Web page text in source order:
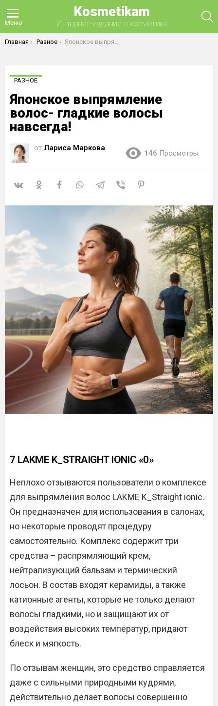
Меню
Kosmetikam
Интернет-издание о косметике
Вы здесь:
Главная Разное Японское выпрямление волос- гладкие волосы навсегда!
РАЗНОЕ
Японское выпрямление
волос- гладкие волосы
навсегда!
от Лариса Маркова
146 Просмотры
7 LAKME K_STRAIGHT IONIC «0»
Неплохо отзываются пользователи о комплексе
для выпрямления волос LAKME K_Straight ionic.
Он предназначен для использования в салонах,
но некоторые проводят процедуру
самостоятельно. Комплекс содержит три
средства – распрямляющий крем,
нейтрализующий бальзам и термический
лосьон. В состав входят керамиды, а также
катионные агенты, которые не только делают
волосы гладкими, но и защищают их от
воздействия высоких температур, придают
блеск и мягкость.
По отзывам женщин, это средство справляется
даже с сильными природными кудрями,
действительно делает волосы совершенно